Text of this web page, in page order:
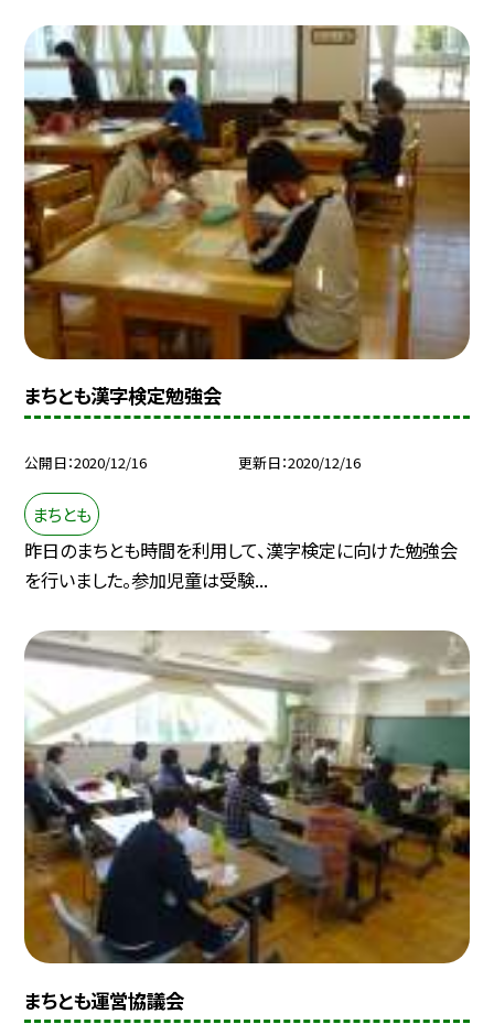
まちとも漢字検定勉強会
公開日 2020/12/16 更新日 2020/12/16
まちとも
昨日のまちとも時間を利用して、漢字検定に向けた勉強会
を行いました。参加児童は受験...
まちとも運営協議会